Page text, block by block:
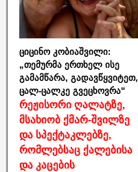
ციცინო კობიაშვილი:
„თემურმა ერთხელ ისე
გამამწარა, გადავწყვიტეთ,
ცალ-ცალკე გვეცხოვრა“
რეჟისორი ღალატზე,
მსახიობ ქმარ-შვილზე
და სპექტაკლებზე,
რომლებსაც ქალებისა
და კაცების